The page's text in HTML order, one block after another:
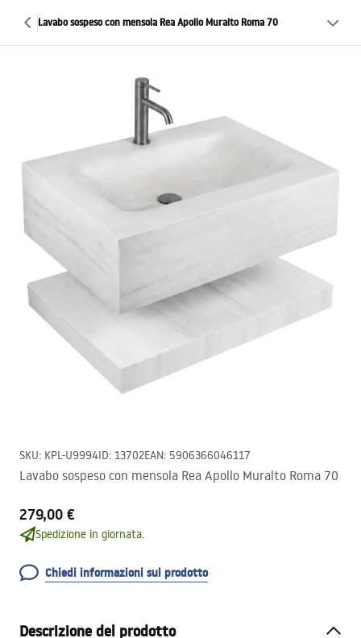
Lavabo sospeso con mensola Rea Apollo Muralto Roma 70
SKU: KPL-U9994ID: 13702EAN: 5906366046117
Lavabo sospeso con mensola Rea Apollo Muralto Roma 70
279,00 €
Spedizione in giornata.
Chiedi informazioni sul prodotto
Descrizione del prodotto